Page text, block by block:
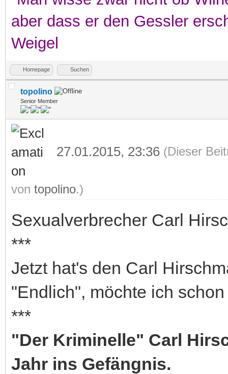
aber dass er den Gessler
Weigel
Homepage Suchen
topolino
Senior Member
27.01.2015, 23:36 (Dieser
von topolino.)
Sexualverbrecher Carl
***
Jetzt hat's den Carl
"Endlich", möchte ich
***
"Der Kriminelle" Carl
Jahr ins Gefängnis.